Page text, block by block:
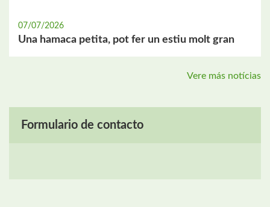
07/07/2026
Una hamaca petita, pot fer un estiu molt gran
Vere más notícias
Formulario de contacto